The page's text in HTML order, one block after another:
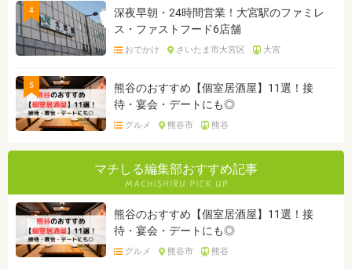
4
深夜早朝・24時間営業！大宮駅のファミレ
ス・ファストフード6店舗
おでかけ さいたま市大宮区 大宮
5
熊谷のおすすめ【個室居酒屋】11選！接
待・宴会・デートにも◎
グルメ 熊谷市 熊谷
マチしる編集部おすすめ記事
熊谷のおすすめ【個室居酒屋】11選！接
待・宴会・デートにも◎
グルメ 熊谷市 熊谷